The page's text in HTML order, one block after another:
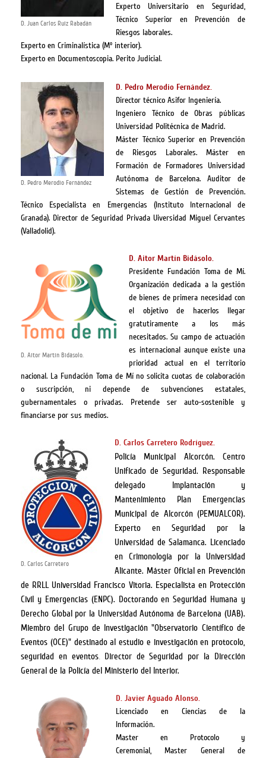
D. Juan Carlos Ruiz Rabadán
Experto Universitario en Seguridad,
Técnico Superior en Prevención de
Riesgos laborales.
Experto en Criminalística (Mº interior).
Experto en Documentoscopia. Perito Judicial.
D. Pedro Merodio Fernández
D. Pedro Merodio Fernández.
Director técnico Asifor Ingeniería.
Ingeniero Técnico de Obras públicas
Universidad Politécnica de Madrid.
Máster Técnico Superior en Prevención
de Riesgos Laborales. Máster en
Formación de Formadores Universidad
Autónoma de Barcelona. Auditor de
Sistemas de Gestión de Prevención.
Técnico Especialista en Emergencias (Instituto Internacional de
Granada). Director de Seguridad Privada Uiversidad Miguel Cervantes
(Valladolid).
D. Aitor Martín Bidásolo.
D. Aitor Martín Bidásolo.
Presidente Fundación Toma de Mí.
Organización dedicada a la gestión
de bienes de primera necesidad con
el objetivo de hacerlos llegar
gratutiramente a los más
necesitados. Su campo de actuación
es internacional aunque existe una
prioridad actual en el territorio
nacional. La Fundación Toma de Mí no solicita cuotas de colaboración
o suscripción, ni depende de subvenciones estatales,
gubernamentales o privadas. Pretende ser auto-sostenible y
financiarse por sus medios.
D. Carlos Carretero
D. Carlos Carretero Rodríguez.
Policía Municipal Alcorcón. Centro
Unificado de Seguridad. Responsable
delegado Implantación y
Mantenimiento Plan Emergencias
Municipal de Alcorcón (PEMUALCOR).
Experto en Seguridad por la
Universidad de Salamanca. Licenciado
en Crimonología por la Universidad
Alicante. Máster Oficial en Prevención
de RRLL Universidad Francisco Vitoria. Especialista en Protección
Civil y Emergencias (ENPC). Doctorando en Seguridad Humana y
Derecho Global por la Universidad Autónoma de Barcelona (UAB).
Miembro del Grupo de Investigación "Observatorio Científico de
Eventos (OCE)" destinado al estudio e investigación en protocolo,
seguridad en eventos. Director de Seguridad por la Dirección
General de la Policía del Ministerio del Interior.
D. Javier Aguado Alonso.
Licenciado en Ciencias de la
Información.
Master en Protocolo y
Ceremonial, Master General de